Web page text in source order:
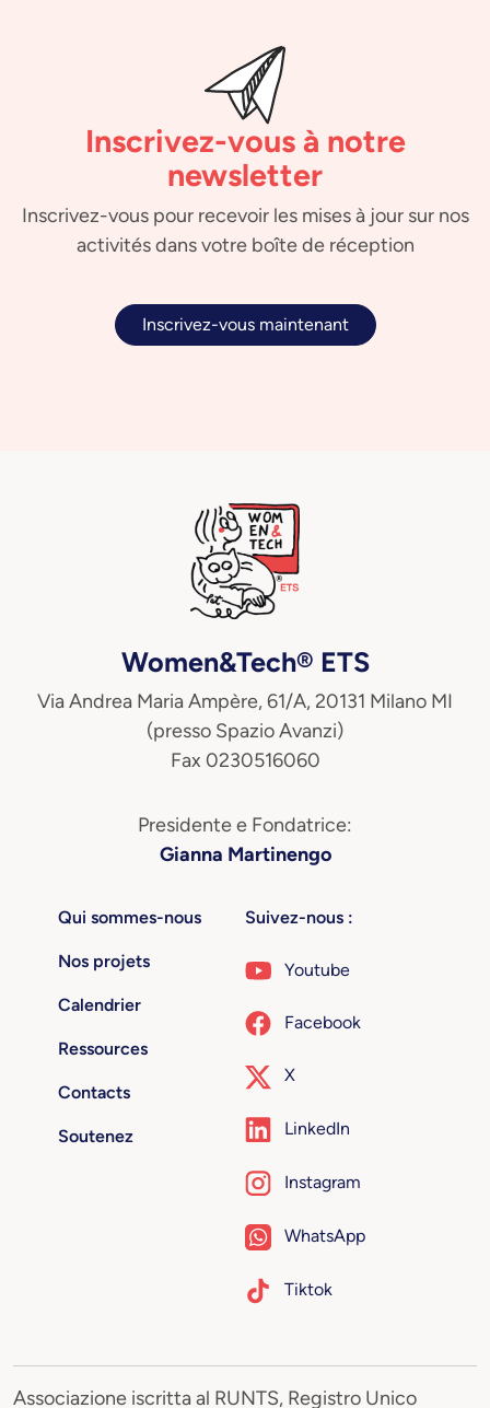
Inscrivez-vous à notre
newsletter
Inscrivez-vous pour recevoir les mises à jour sur nos
activités dans votre boîte de réception
Inscrivez-vous maintenant
Women&Tech® ETS
Via Andrea Maria Ampère, 61/A, 20131 Milano MI
(presso Spazio Avanzi)
Fax 0230516060
Presidente e Fondatrice:
Gianna Martinengo
Qui sommes-nous
Nos projets
Calendrier
Ressources
Contacts
Soutenez
Suivez-nous :
Youtube
Facebook
X
LinkedIn
Instagram
WhatsApp
Tiktok
Associazione iscritta al RUNTS, Registro Unico